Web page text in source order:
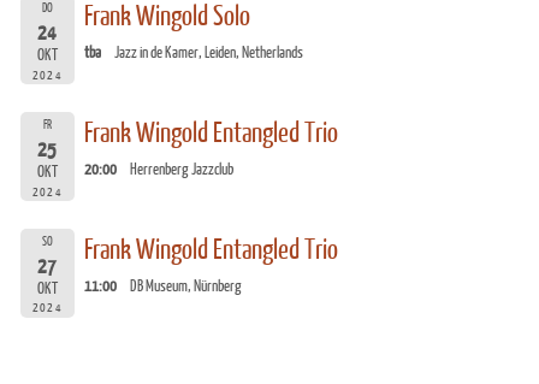
DO
24
OKT
2024
Frank Wingold Solo
tba Jazz in de Kamer, Leiden, Netherlands
FR
25
OKT
2024
Frank Wingold Entangled Trio
20:00 Herrenberg Jazzclub
SO
27
OKT
2024
Frank Wingold Entangled Trio
11:00 DB Museum, Nürnberg